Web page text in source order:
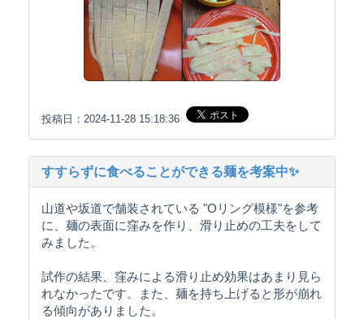
投稿日：2024-11-28 15:18:36
すすらずに食べることができる麺を考案中✨
山道や坂道で舗装されている "Oリング模様"を参考
に、麺の表面に窪みを作り、滑り止めの工夫をして
みました。
試作の結果、窪みによる滑り止め効果はあまり見ら
れなかったです。また、麺を持ち上げると形が崩れ
る傾向がありました。